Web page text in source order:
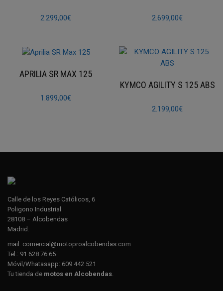
2.299,00€ 2.699,00€
APRILIA SR MAX 125
1.899,00€
KYMCO AGILITY S 125 ABS
2.199,00€
Calle de los Reyes Católicos, 6
Poligono Industrial
28108 – Alcobendas
Madrid.
mail: comercial@motoproalcobendas.com
Tel.: 91 628 76 65
Móvil/Whatasapp: 609 442 521
Tu tienda de motos en Alcobendas.